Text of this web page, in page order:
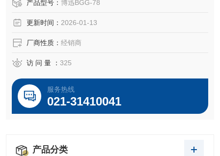
产品型号： 博迅BGG-78
更新时间： 2026-01-13
厂商性质： 经销商
访 问 量 ： 325
服务热线
021-31410041
产品分类